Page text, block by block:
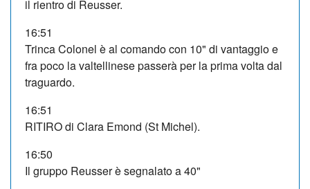
il rientro di Reusser.
16:51
Trinca Colonel è al comando con 10" di vantaggio e
fra poco la valtellinese passerà per la prima volta dal
traguardo.
16:51
RITIRO di Clara Emond (St Michel).
16:50
Il gruppo Reusser è segnalato a 40"